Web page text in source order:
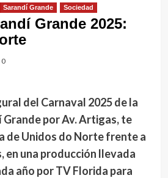
Sarandí Grande Sociedad
Grande 2025:
0
del Carnaval 2025 de la
Grande por Av. Artigas, te
de Unidos do Norte frente a
en una producción llevada
año por TV Florida para